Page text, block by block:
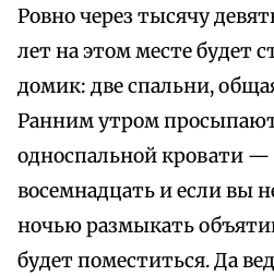
Ровно через тысячу
лет на этом месте будет
домик: две спальни,
Ранним утром
односпальной кровати —
восемнадцать и если вы
ночью размыкать
будет поместиться. Да